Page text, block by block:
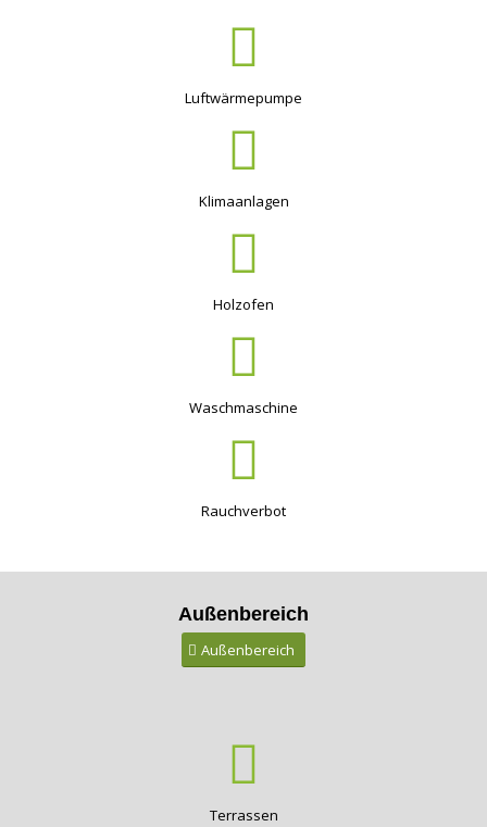
Luftwärmepumpe
Klimaanlagen
Holzofen
Waschmaschine
Rauchverbot
Außenbereich
Außenbereich
Terrassen